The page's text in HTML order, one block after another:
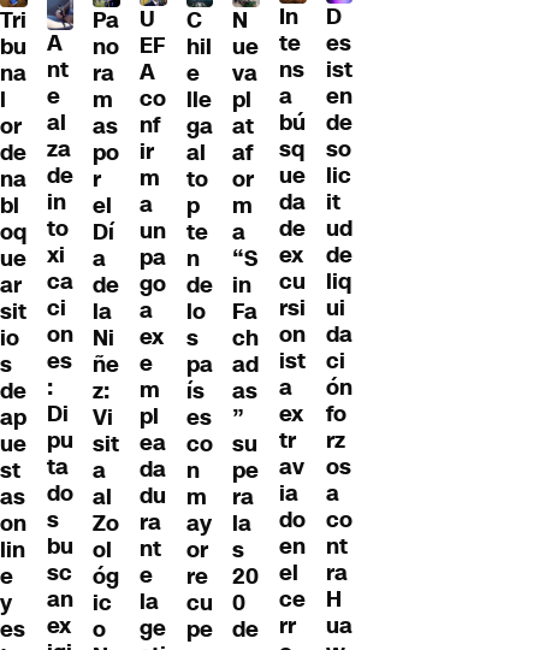
Tri
bu
na
l
or
de
na
bl
oq
ue
ar
sit
io
s
de
ap
ue
st
as
on
lin
e
y
es
A
nt
e
al
za
de
in
to
xi
ca
ci
on
es
:
Di
pu
ta
do
s
bu
sc
an
ex
Pa
no
ra
m
as
po
r
el
Dí
a
de
la
Ni
ñe
z:
Vi
sit
a
al
Zo
ol
óg
ic
o
U
EF
A
co
nf
ir
m
a
un
pa
go
a
ex
e
m
pl
ea
da
du
ra
nt
e
la
ge
C
hil
e
lle
ga
al
to
p
te
n
de
lo
s
pa
ís
es
co
n
m
ay
or
re
cu
pe
N
ue
va
pl
at
af
or
m
a
“S
in
Fa
ch
ad
as
”
su
pe
ra
la
s
20
0
de
In
te
ns
a
bú
sq
ue
da
de
ex
cu
rsi
on
ist
a
ex
tr
av
ia
do
en
el
ce
rr
D
es
ist
en
de
so
lic
it
ud
de
liq
ui
da
ci
ón
fo
rz
os
a
co
nt
ra
H
ua